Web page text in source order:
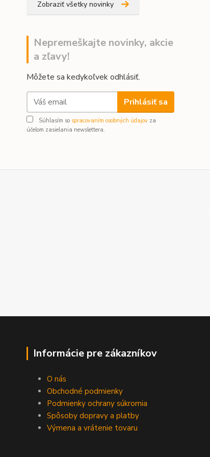
Zobraziť všetky novinky
Nepremeškajte novinky, akcie
a zľavy!
Môžete sa kedykoľvek odhlásiť.
Prihlásiť sa
Súhlasím so spracovaním osobných údajov za
účelom zasielania newslettera.
Informácie pre zákazníkov
O nás
Obchodné podmienky
Podmienky ochrany súkromia
Spôsoby dopravy a platby
Výmena a vrátenie tovaru